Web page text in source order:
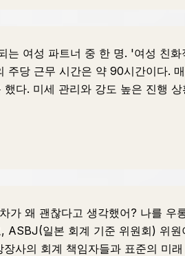
는 여성 파트너 중 한 명. '여성 친
주당 근무 시간은 약 90시간이다.
다. 미세 관리와 강도 높은 진행
가 왜 괜찮다고 생각했어? 나를 우
ASBJ(일본 회계 기준 위원회) 위
사의 회계 책임자들과 표준의 미